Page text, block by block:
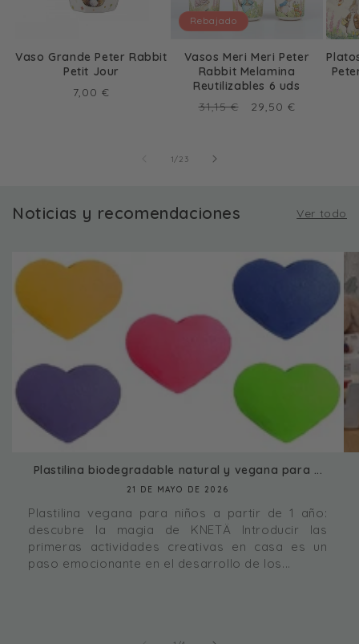
Vaso Grande Peter Rabbit
Petit Jour
Precio
7,00 €
Rebajado
Vasos Meri Meri Peter
Rabbit Melamina
Reutilizables 6 uds
Precio
31,15 €
Precio
29,50 €
1/de
23
Noticias y recomendaciones Ver todo
Plastilina biodegradable natural y vegana para ...
21 DE MAYO DE 2026
Plastilina vegana para niños a partir de 1 año:
descubre la magia de KNETÄ Introducir las
primeras actividades creativas en casa es un
paso emocionante en el desarrollo de los...